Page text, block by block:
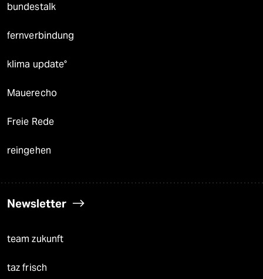
bundestalk
fernverbindung
klima update°
Mauerecho
Freie Rede
reingehen
Newsletter
team zukunft
taz frisch